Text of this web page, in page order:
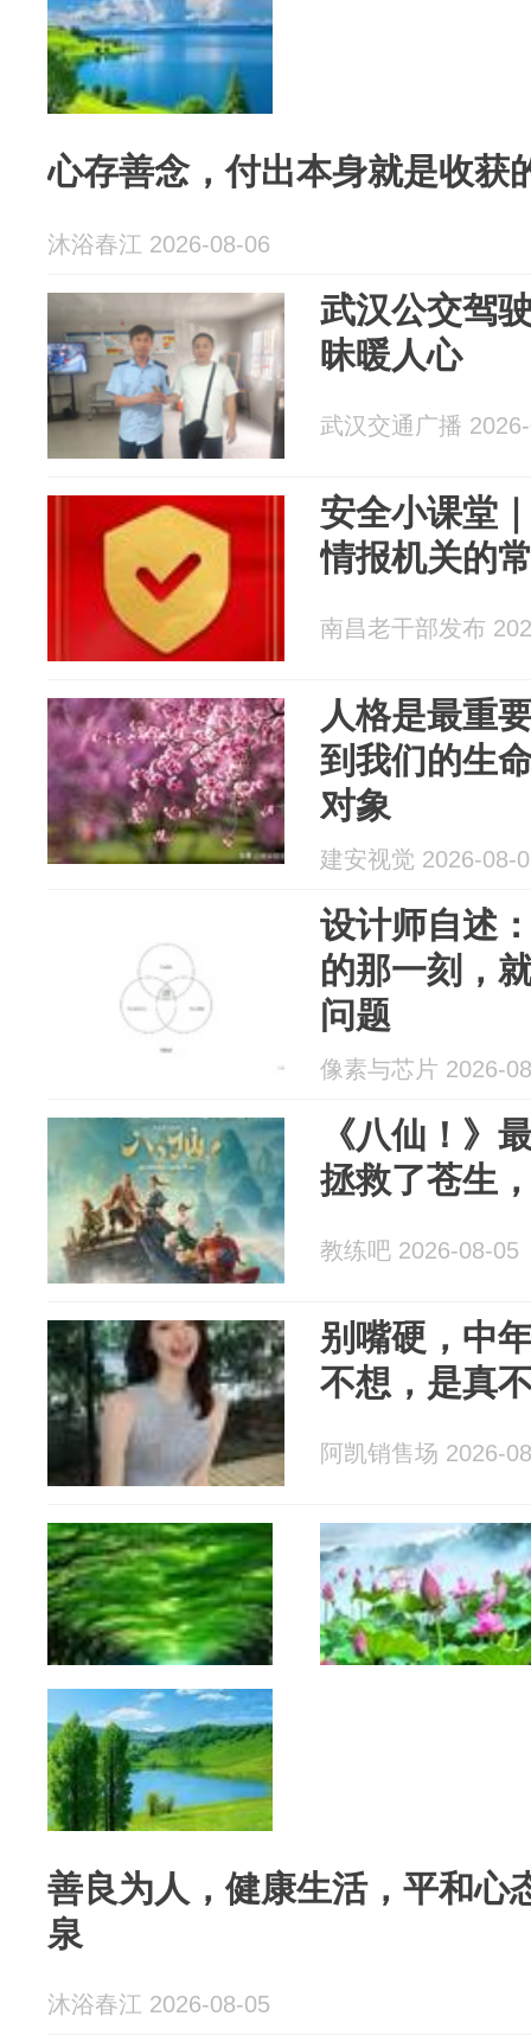
心存善念，付出本身就是收获
沐浴春江 2026-08-06
武汉公交驾
昧暖人心
武汉交通广播
安全小课堂
情报机关的
南昌老干部发布
人格是最重
到我们的生
对象
建安视觉 2026-08-
设计师自述
的那一刻，
问题
像素与芯片 2026-
《八仙！》
拯救了苍生
教练吧 2026-08-05
别嘴硬，中
不想，是真
阿凯销售场 2026-
善良为人，健康生活，平和
泉
沐浴春江 2026-08-05